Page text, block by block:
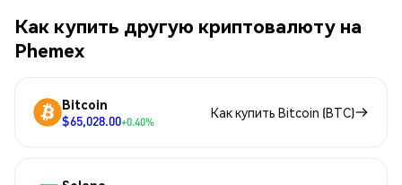
Как купить другую криптовалюту на
Phemex
Bitcoin
$65,028.00+0.40%
Как купить Bitcoin (BTC)